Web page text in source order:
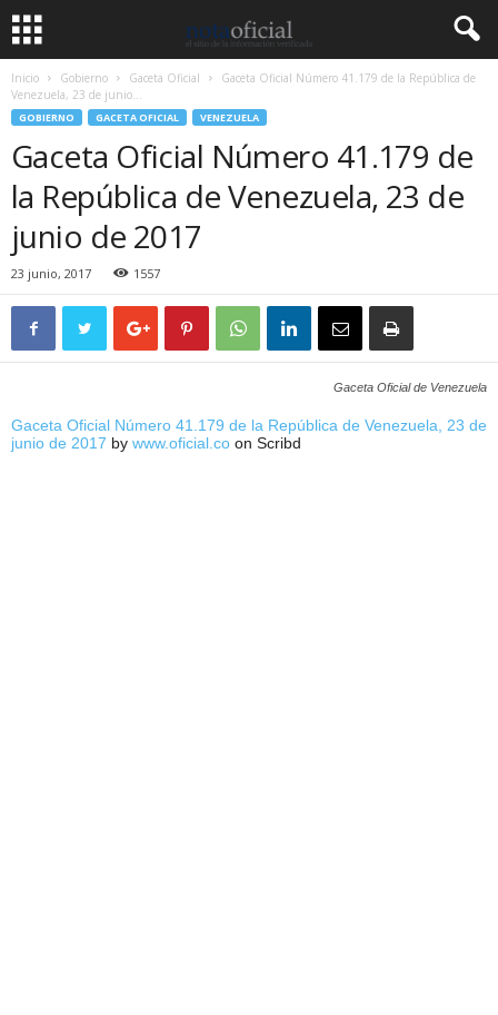
Inicio Gobierno Gaceta Oficial
Gaceta Oficial Número 41.179 de la República de
Venezuela, 23 de junio...
GOBIERNO GACETA OFICIAL VENEZUELA
Gaceta Oficial Número 41.179 de
la República de Venezuela, 23 de
junio de 2017
23 junio, 2017 1557
Gaceta Oficial de Venezuela
Gaceta Oficial Número 41.179 de la República de Venezuela, 23 de
junio de 2017 by www.oficial.co on Scribd